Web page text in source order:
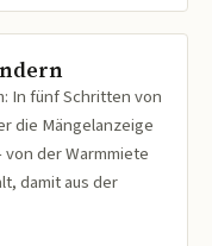
In fünf Schritten von
die Mängelanzeige
der Warmmiete
damit aus der